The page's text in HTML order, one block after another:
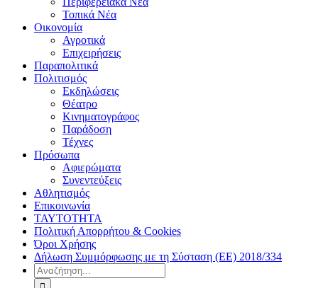
Τοπικά Νέα
Οικονομία
Αγροτικά
Επιχειρήσεις
Παραπολιτικά
Πολιτισμός
Εκδηλώσεις
Θέατρο
Κινηματογράφος
Παράδοση
Τέχνες
Πρόσωπα
Αφιερώματα
Συνεντεύξεις
Αθλητισμός
Επικοινωνία
ΤΑΥΤΟΤΗΤΑ
Πολιτική Απορρήτου & Cookies
Όροι Χρήσης
Δήλωση Συμμόρφωσης με τη Σύσταση (ΕΕ) 2018/334
Αναζήτηση
για: